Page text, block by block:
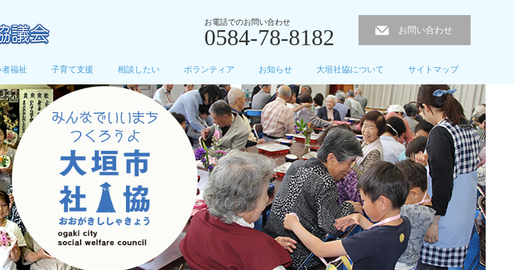
お電話でのお問い合わせ
0584-78-8182 お問い合わせ
福祉 子育て支援 相談したい ボランティア お知らせ 大垣社協について サイトマップ